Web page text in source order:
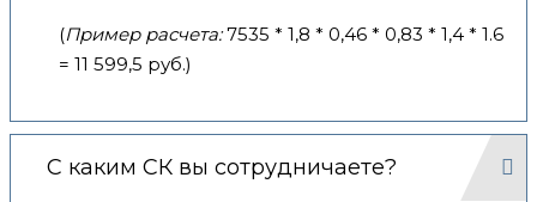
(Пример расчета:7535 * 1,8 * 0,46 * 0,83 * 1,4 * 1.6
= 11 599,5 руб.)
С каким СК вы сотрудничаете?